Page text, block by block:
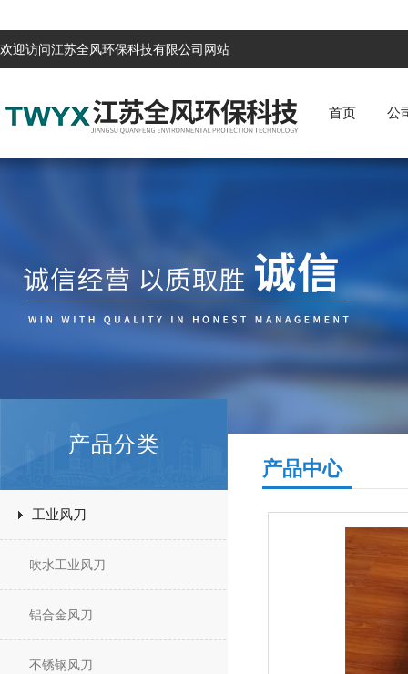
欢迎访问江苏全风环保科技有限公司网站
首页 公
产品分类
工业风刀
吹水工业风刀
铝合金风刀
不锈钢风刀
产品中心